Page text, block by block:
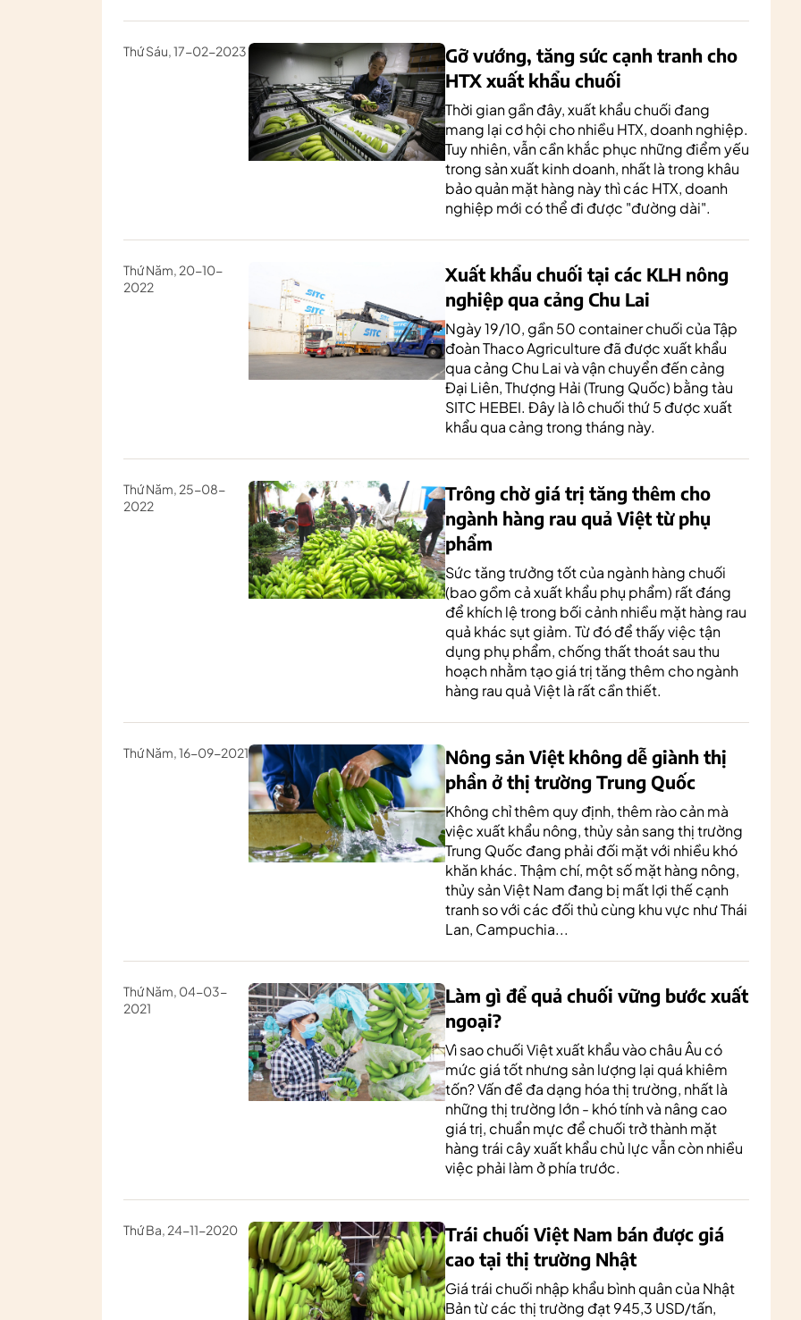
Thứ Sáu, 17-02-2023
Gỡ vướng, tăng sức cạnh tranh cho
HTX xuất khẩu chuối
Thời gian gần đây, xuất khẩu chuối đang
mang lại cơ hội cho nhiều HTX, doanh nghiệp.
Tuy nhiên, vẫn cần khắc phục những điểm yếu
trong sản xuất kinh doanh, nhất là trong khâu
bảo quản mặt hàng này thì các HTX, doanh
nghiệp mới có thể đi được "đường dài".
Thứ Năm, 20-10-
2022
Xuất khẩu chuối tại các KLH nông
nghiệp qua cảng Chu Lai
Ngày 19/10, gần 50 container chuối của Tập
đoàn Thaco Agriculture đã được xuất khẩu
qua cảng Chu Lai và vận chuyển đến cảng
Đại Liên, Thượng Hải (Trung Quốc) bằng tàu
SITC HEBEI. Đây là lô chuối thứ 5 được xuất
khẩu qua cảng trong tháng này.
Thứ Năm, 25-08-
2022
Trông chờ giá trị tăng thêm cho
ngành hàng rau quả Việt từ phụ
phẩm
Sức tăng trưởng tốt của ngành hàng chuối
(bao gồm cả xuất khẩu phụ phẩm) rất đáng
để khích lệ trong bối cảnh nhiều mặt hàng rau
quả khác sụt giảm. Từ đó để thấy việc tận
dụng phụ phẩm, chống thất thoát sau thu
hoạch nhằm tạo giá trị tăng thêm cho ngành
hàng rau quả Việt là rất cần thiết.
Thứ Năm, 16-09-2021
Nông sản Việt không dễ giành thị
phần ở thị trường Trung Quốc
Không chỉ thêm quy định, thêm rào cản mà
việc xuất khẩu nông, thủy sản sang thị trường
Trung Quốc đang phải đối mặt với nhiều khó
khăn khác. Thậm chí, một số mặt hàng nông,
thủy sản Việt Nam đang bị mất lợi thế cạnh
tranh so với các đối thủ cùng khu vực như Thái
Lan, Campuchia...
Thứ Năm, 04-03-
2021
Làm gì để quả chuối vững bước xuất
ngoại?
Vì sao chuối Việt xuất khẩu vào châu Âu có
mức giá tốt nhưng sản lượng lại quá khiêm
tốn? Vấn đề đa dạng hóa thị trường, nhất là
những thị trường lớn - khó tính và nâng cao
giá trị, chuẩn mực để chuối trở thành mặt
hàng trái cây xuất khẩu chủ lực vẫn còn nhiều
việc phải làm ở phía trước.
Thứ Ba, 24-11-2020
Trái chuối Việt Nam bán được giá
cao tại thị trường Nhật
Giá trái chuối nhập khẩu bình quân của Nhật
Bản từ các thị trường đạt 945,3 USD/tấn,